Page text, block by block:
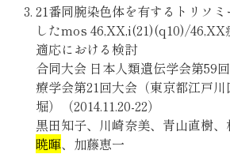
21番同腕染色体を有するトリソ
したmos 46,XX,i(21)(q10)/46,XX
適応における検討
合同大会 日本人類遺伝学会第59
療学会第21回大会（東京都江戸
堀）（2014.11.20-22）
黒田知子、川崎奈美、青山直樹、
暁暉、加藤恵一